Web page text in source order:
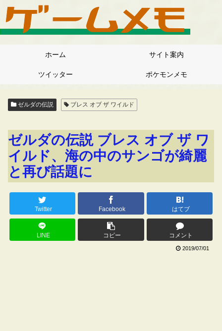
ホーム サイト案内
ツイッター ポケモンメモ
ゼルダの伝説 ブレス オブ ザ ワイルド
ゼルダの伝説 ブレス オブ ザ ワ
イルド、海の中のサンゴが綺麗
と再び話題に
Twitter Facebook はてブ
LINE コピー コメント
2019/07/01